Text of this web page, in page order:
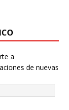
a
de nuevas